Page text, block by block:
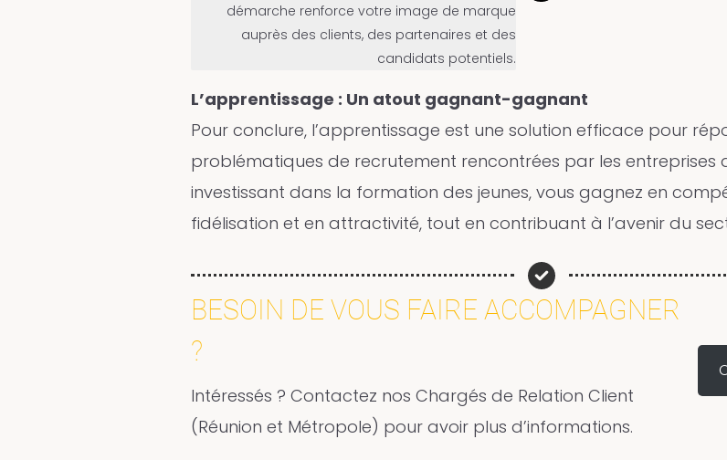
démarche renforce votre image de marque
auprès des clients, des partenaires et des
candidats potentiels.
L’apprentissage : Un atout gagnant-gagnant
Pour conclure, l’apprentissage est une solution efficace pour
problématiques de recrutement rencontrées par les entreprises
investissant dans la formation des jeunes, vous gagnez en
fidélisation et en attractivité, tout en contribuant à l’avenir du
BESOIN DE VOUS FAIRE ACCOMPAGNER
?
Intéressés ? Contactez nos Chargés de Relation Client
(Réunion et Métropole) pour avoir plus d’informations.